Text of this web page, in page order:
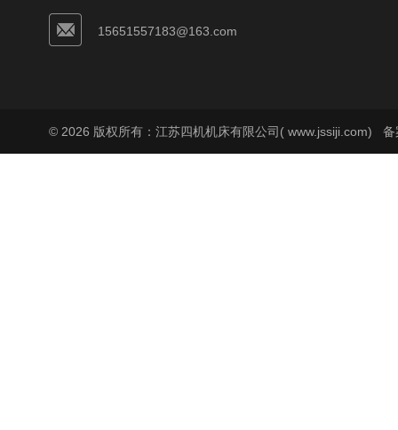
15651557183@163.com
© 2026 版权所有：江苏四机机床有限公司( www.jssiji.com) 备